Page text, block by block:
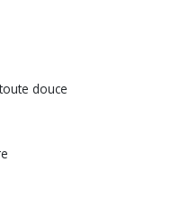
douce